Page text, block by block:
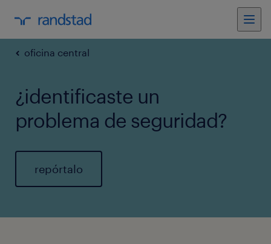
oficina central
¿identificaste un
problema de seguridad?
repórtalo